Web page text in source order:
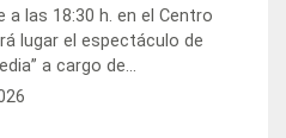
a las 18:30 h. en el Centro
lugar el espectáculo de
a cargo de...